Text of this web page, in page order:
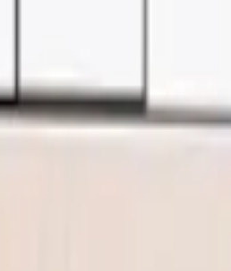
Den magnetiske overflaten
øverst på siden for å se